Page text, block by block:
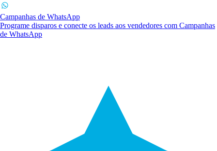
Campanhas de WhatsApp
Programe disparos e conecte os leads aos vendedores com Campanhas
de WhatsApp